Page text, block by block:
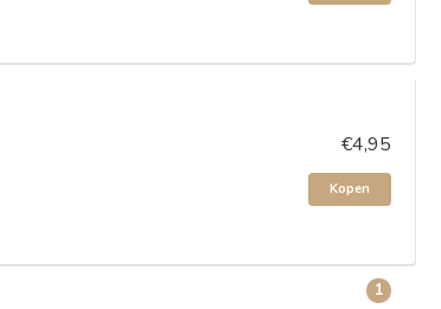
€4,95
Kopen
1